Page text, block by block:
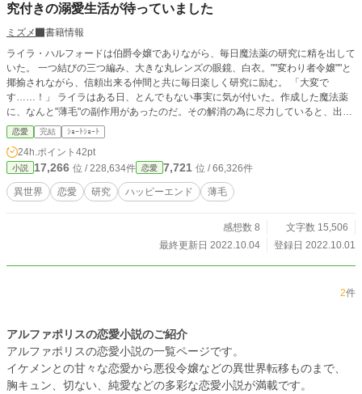
究付きの溺愛生活が待っていました
ミズメ
書籍情報
ライラ・ハルフォードは伯爵令嬢でありながら、毎日魔法薬の研究に精を出して
いた。 一つ結びの三つ編み、大きな丸レンズの眼鏡、白衣。""変わり者令嬢""と
揶揄されながら、信頼出来る仲間と共に毎日楽しく研究に励む。 「大変で
す……！」 ライラはある日、とんでもない事実に気が付いた。作成した魔法薬
に、なんと"薄毛"の副作用があったのだ。その解消の為に尽力していると、出席
させられた夜会で、伯爵家を乗っ取った叔父からふたまわりも歳上の辺境伯の後
妻となる婚約が整ったことを告げられる。 手詰まりかと思えたそれは、ライラ
にとって幸せへと続く道だった。 ◎さくっと終わる短編です（10話程度） ◎薄
毛の話題が出てきます。苦手な方(？)はお気をつけて…！
恋愛 完結 ｼｮｰﾄｼｮｰﾄ
24h.ポイント 42pt
小説 17,266 位 / 228,634件 恋愛 7,721 位 / 66,326件
異世界 恋愛 研究 ハッピーエンド 薄毛
感想数 8
文字数 15,506
最終更新日 2022.10.04
登録日 2022.10.01
2件
アルファポリスの恋愛小説のご紹介
アルファポリスの恋愛小説の一覧ページです。
イケメンとの甘々な恋愛から悪役令嬢などの異世界転移ものまで、
胸キュン、切ない、純愛などの多彩な恋愛小説が満載です。